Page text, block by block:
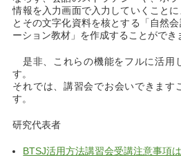
情報を入力画面で入力していくこと
とその文字化資料を核とする「自然
ーション教材」を作成することができ
是非、これらの機能をフルに活用
す。
それでは、講習会でお会いできます
す。
研究代表者
BTSJ活用方法講習会受講注意事項